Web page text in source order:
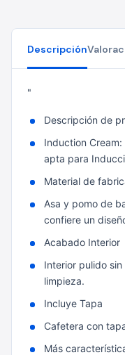
Descripción
"
Descripción de
Induction
apta para
Material de
Asa y pomo de
confiere un
Acabado Interior
Interior pulido
limpieza.
Incluye Tapa
Cafetera con
Más